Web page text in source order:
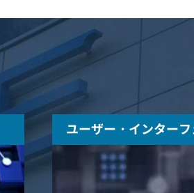
ユーザー・インター